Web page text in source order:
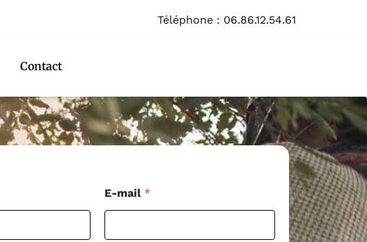
Téléphone : 06.86.12.54.61
Contact
E-mail *